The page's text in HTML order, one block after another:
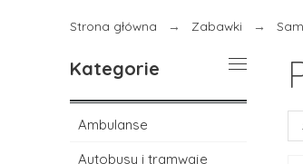
Strona główna Zabawki
Kategorie
Ambulanse
Autobusy i tramwaje